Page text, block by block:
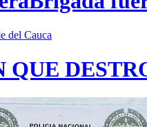
del Cauca
QUE